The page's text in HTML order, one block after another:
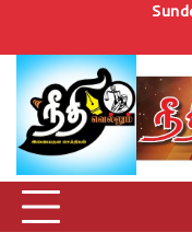
content
Home